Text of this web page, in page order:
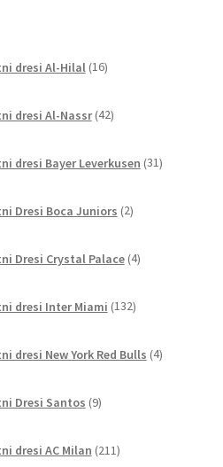
dresi Al-Hilal 16izdelkov
dresi Al-Nassr 42izdelkov
dresi Bayer Leverkusen 31izdelkov
Dresi Boca Juniors 2izdelka
Dresi Crystal Palace 4izdelki
dresi Inter Miami 132izdelkov
dresi New York Red Bulls 4izdelki
Dresi Santos 9izdelkov
dresi AC Milan 211izdelkov